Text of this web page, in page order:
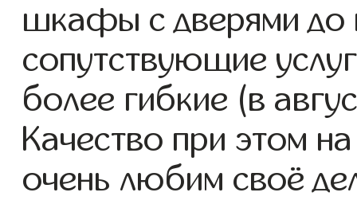
шкафы с дверями до
сопутствующие
более гибкие (в
Качество при этом
очень любим своё